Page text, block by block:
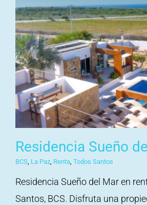
Residencia Sueño
BCS, La Paz, Renta, Todos Santos
Residencia Sueño del Mar en
Santos, BCS. Disfruta una